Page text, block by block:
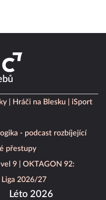
Hráči na Blesku
iSport
- podcast rozbíjející
přestupy
9
OKTAGON 92:
Liga 2026/27
Léto 2026